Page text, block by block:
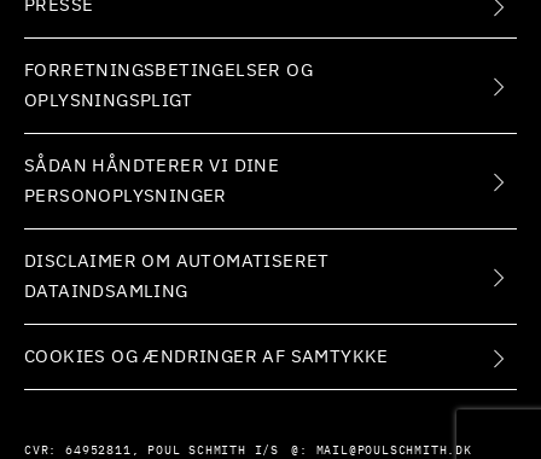
CVR: 64952811, POUL SCHMITH I/S @: MAIL@POULSCHMITH.DK
PRESSE
FORRETNINGSBETINGELSER OG
OPLYSNINGSPLIGT
SÅDAN HÅNDTERER VI DINE
PERSONOPLYSNINGER
DISCLAIMER OM AUTOMATISERET
DATAINDSAMLING
COOKIES OG ÆNDRINGER AF SAMTYKKE